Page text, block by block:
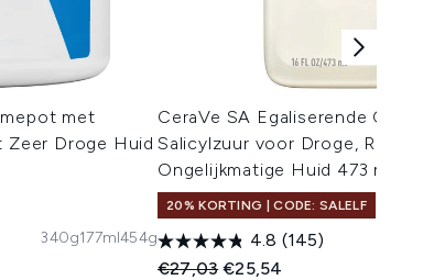
met
Zeer Droge Huid
340g177ml454g
CeraVe SA Egaliserende
Salicylzuur voor Droge, Ruwe
Ongelijkmatige Huid 473 ml
20% KORTING | CODE: SALELF
4.8 (145)
Recommended Retail Price:
€27,03Huidige prijs:
€25,54